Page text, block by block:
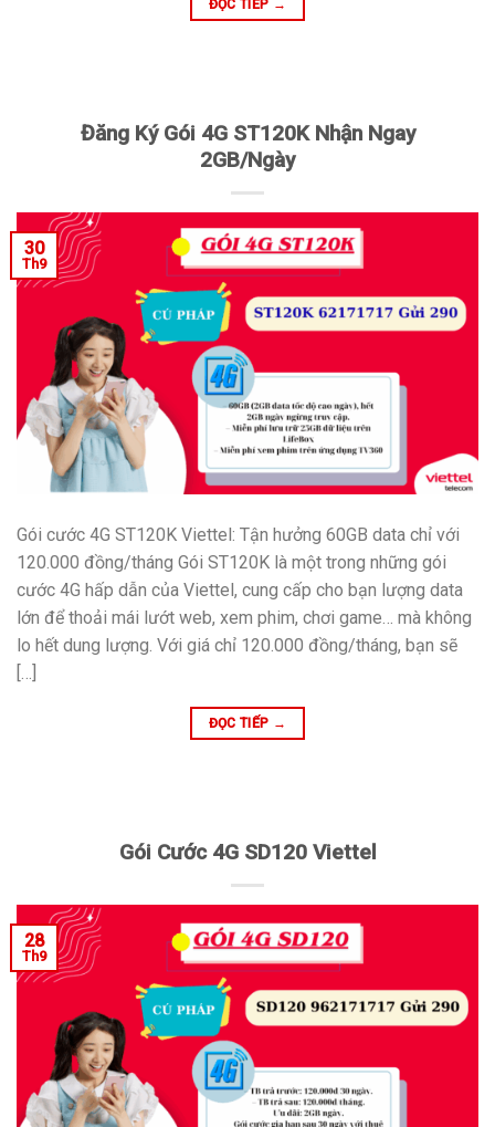
ĐỌC TIẾP →
Đăng Ký Gói 4G ST120K Nhận Ngay
2GB/Ngày
30
Th9
Gói cước 4G ST120K Viettel: Tận hưởng 60GB data chỉ với
120.000 đồng/tháng Gói ST120K là một trong những gói
cước 4G hấp dẫn của Viettel, cung cấp cho bạn lượng data
lớn để thoải mái lướt web, xem phim, chơi game… mà không
lo hết dung lượng. Với giá chỉ 120.000 đồng/tháng, bạn sẽ
[…]
ĐỌC TIẾP →
Gói Cước 4G SD120 Viettel
28
Th9